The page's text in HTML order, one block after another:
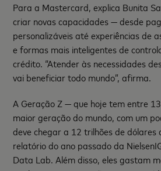
Para a Mastercard, explica Bunita
criar novas capacidades — desde
personalizáveis até experiências de
e formas mais inteligentes de
crédito. “Atender às necessidades
vai beneficiar todo mundo”, afirma.
A Geração Z — que hoje tem entre
maior geração do mundo, com um
deve chegar a 12 trilhões de
relatório do ano passado da
Data Lab. Além disso, eles gastam